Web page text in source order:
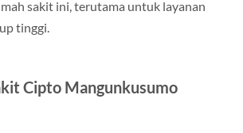
sakit ini, terutama untuk layanan
tinggi.
Cipto Mangunkusumo